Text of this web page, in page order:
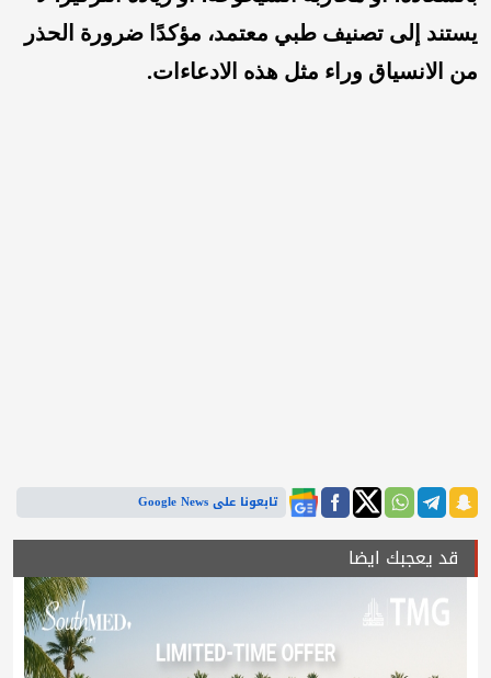
يستند إلى تصنيف طبي معتمد، مؤكدًا ضرورة الحذر
من الانسياق وراء مثل هذه الادعاءات.
تابعونا على Google News
قد يعجبك ايضا